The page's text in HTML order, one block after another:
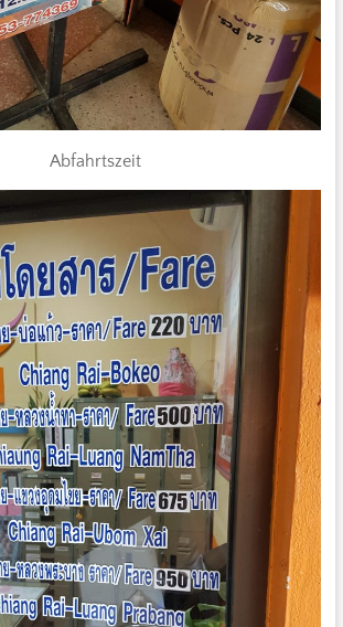
Abfahrtszeit